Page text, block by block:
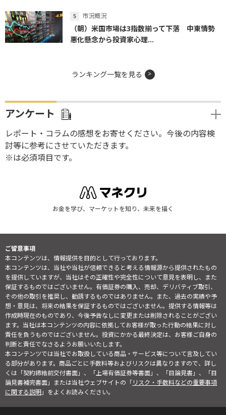
市況概況
（朝）米国市場は3指数揃って下落 中東情勢
悪化懸念から投資家心理...
ランキング一覧を見る
アンケート
レポート・コラムの感想をお寄せください。今後の内容検
討等に参考にさせていただきます。
※は必須項目です。
お金を学び、マーケットを知り、未来を描く
ご留意事項
本コンテンツは、情報提供を目的として行っております。
本コンテンツは、当社や当社が信頼できると考える情報源から提供されたもの
を提供していますが、当社はその正確性や完全性について意見を表明し、また
保証するものではございません。有価証券の購入、売却、デリバティブ取引、
その他の取引を推奨し、勧誘するものではありません。また、過去の実績や予
想・意見は、将来の結果を保証するものではございません。提供する情報等は
作成時現在のものであり、今後予告なしに変更または削除されることがござい
ます。当社は本コンテンツの内容に依拠してお客様が取った行動の結果に対し
責任を負うものではございません。投資にかかる最終決定は、お客様ご自身の
判断と責任でなさるようお願いいたします。
本コンテンツでは当社でお取扱している商品・サービス等について言及してい
る部分があります。商品ごとに手数料等およびリスクは異なりますので、詳し
くは「契約締結前交付書面」、「上場有価証券等書面」、「目論見書」、「目
論見書補完書面」または当社ウェブサイトの「リスク・手数料などの重要事項
に関する説明」をよくお読みください。